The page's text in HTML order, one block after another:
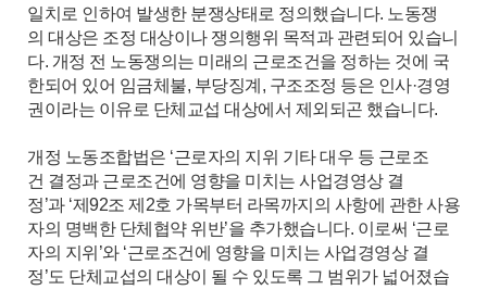
일치로 인하여 발생한 분쟁상태로 정의했습니다. 노동쟁
의 대상은 조정 대상이나 쟁의행위 목적과 관련되어 있습니
다. 개정 전 노동쟁의는 미래의 근로조건을 정하는 것에 국
한되어 있어 임금체불, 부당징계, 구조조정 등은 인사·경영
권이라는 이유로 단체교섭 대상에서 제외되곤 했습니다.
개정 노동조합법은 ‘근로자의 지위 기타 대우 등 근로조
건 결정과 근로조건에 영향을 미치는 사업경영상 결
정’과 ‘제92조 제2호 가목부터 라목까지의 사항에 관한 사용
자의 명백한 단체협약 위반’을 추가했습니다. 이로써 ‘근로
자의 지위’와 ‘근로조건에 영향을 미치는 사업경영상 결
정’도 단체교섭의 대상이 될 수 있도록 그 범위가 넓어졌습